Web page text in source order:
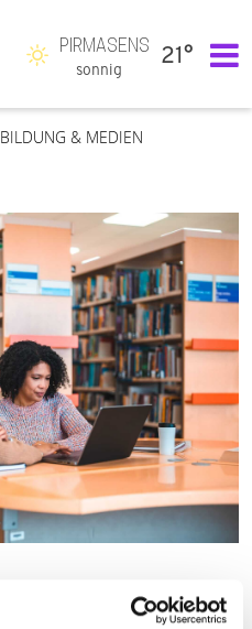
PIRMASENS
sonnig
21°
BILDUNG & MEDIEN